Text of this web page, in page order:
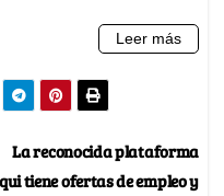
La reconocida plataforma
tiene ofertas de empleo y